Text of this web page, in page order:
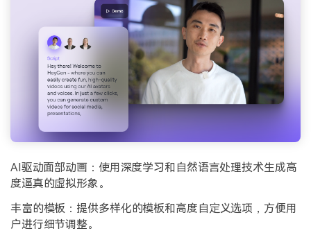
AI驱动面部动画：使用深度学习和自然语言处理技术生成高
度逼真的虚拟形象。
丰富的模板：提供多样化的模板和高度自定义选项，方便用
户进行细节调整。